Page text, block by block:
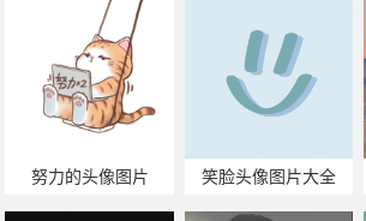
努力的头像图片 笑脸头像图片大全